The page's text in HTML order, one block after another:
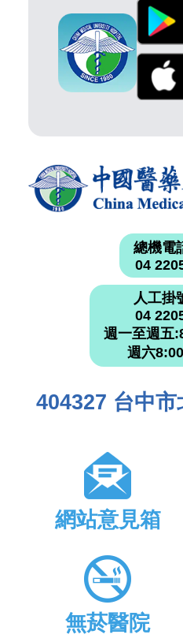
總機電
04
人工掛
04
週一至週五
週六
404327 台中
網站意見箱
無菸醫院